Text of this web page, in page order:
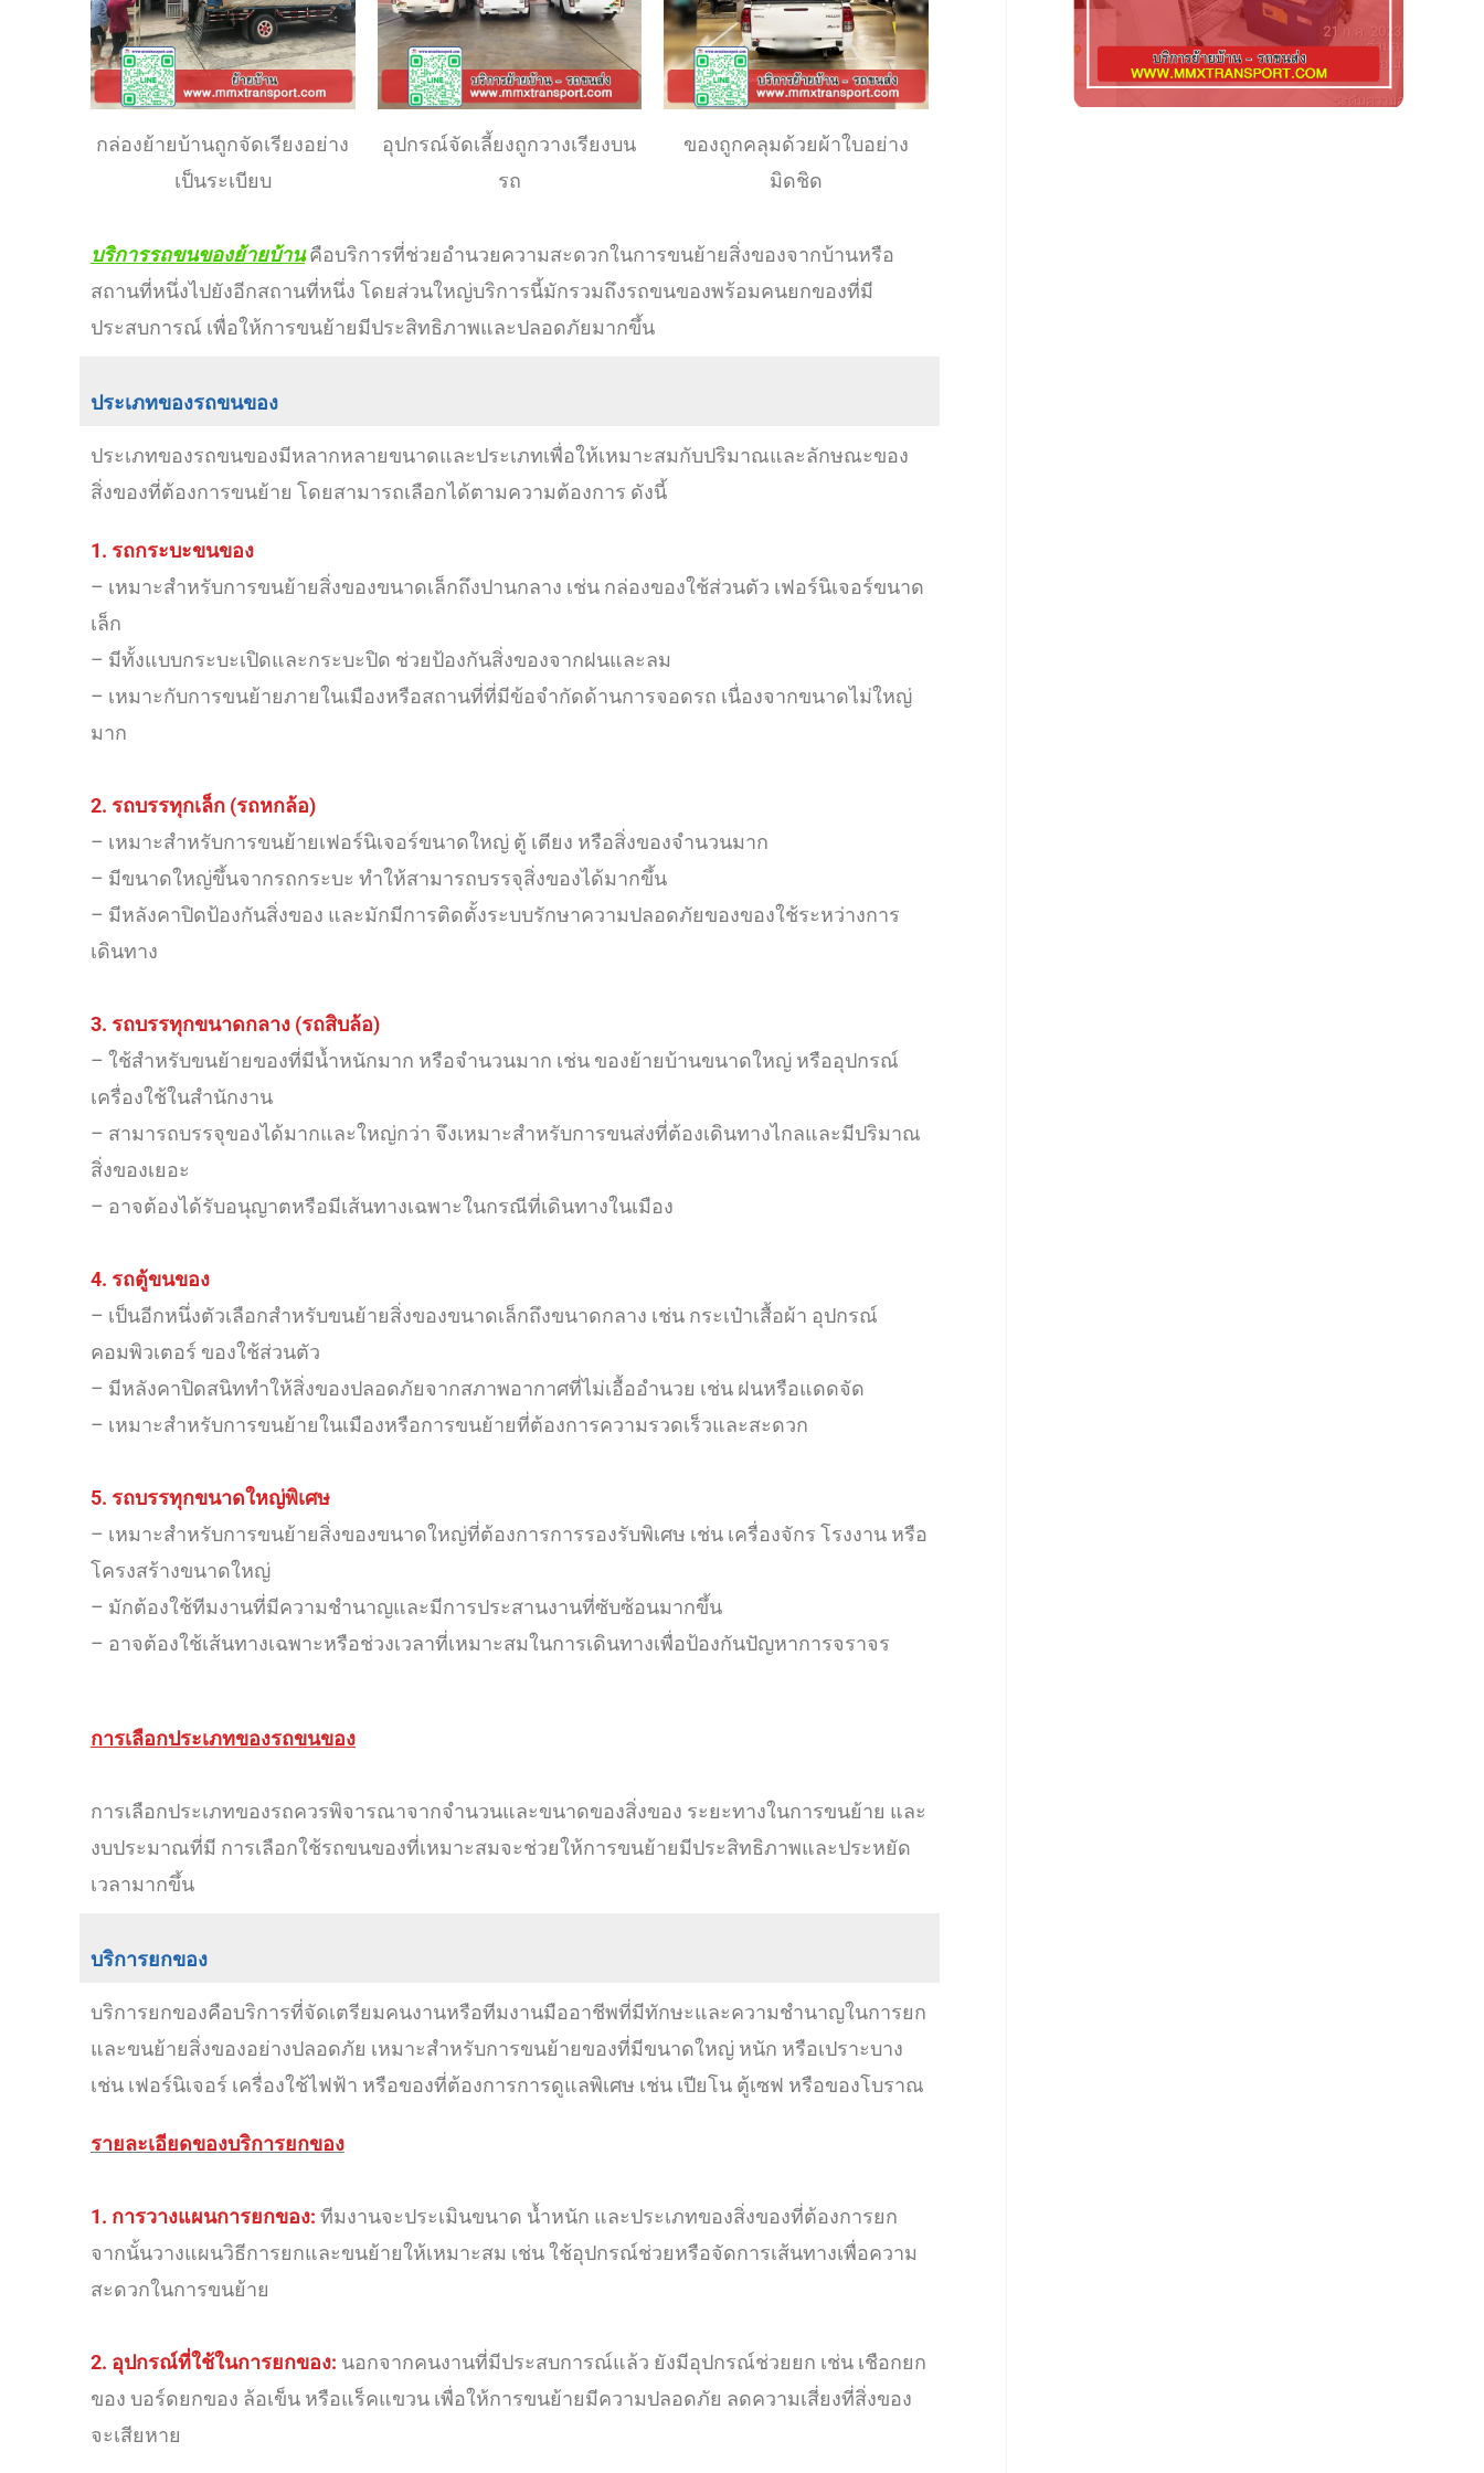
กล่องย้ายบ้านถูกจัดเรียงอย่าง
เป็นระเบียบ
อุปกรณ์จัดเลี้ยงถูกวางเรียงบน
รถ
ของถูกคลุมด้วยผ้าใบอย่าง
มิดชิด
บริการรถขนของย้ายบ้านคือบริการที่ช่วยอำนวยความสะดวกในการขนย้ายสิ่งของจากบ้านหรือ
สถานที่หนึ่งไปยังอีกสถานที่หนึ่ง โดยส่วนใหญ่บริการนี้มักรวมถึงรถขนของพร้อมคนยกของที่มี
ประสบการณ์ เพื่อให้การขนย้ายมีประสิทธิภาพและปลอดภัยมากขึ้น
ประเภทของรถขนของ
ประเภทของรถขนของมีหลากหลายขนาดและประเภทเพื่อให้เหมาะสมกับปริมาณและลักษณะของ
สิ่งของที่ต้องการขนย้าย โดยสามารถเลือกได้ตามความต้องการ ดังนี้
1. รถกระบะขนของ
– เหมาะสำหรับการขนย้ายสิ่งของขนาดเล็กถึงปานกลาง เช่น กล่องของใช้ส่วนตัว เฟอร์นิเจอร์ขนาด
เล็ก
– มีทั้งแบบกระบะเปิดและกระบะปิด ช่วยป้องกันสิ่งของจากฝนและลม
– เหมาะกับการขนย้ายภายในเมืองหรือสถานที่ที่มีข้อจำกัดด้านการจอดรถ เนื่องจากขนาดไม่ใหญ่
มาก
2. รถบรรทุกเล็ก (รถหกล้อ)
– เหมาะสำหรับการขนย้ายเฟอร์นิเจอร์ขนาดใหญ่ ตู้ เตียง หรือสิ่งของจำนวนมาก
– มีขนาดใหญ่ขึ้นจากรถกระบะ ทำให้สามารถบรรจุสิ่งของได้มากขึ้น
– มีหลังคาปิดป้องกันสิ่งของ และมักมีการติดตั้งระบบรักษาความปลอดภัยของของใช้ระหว่างการ
เดินทาง
3. รถบรรทุกขนาดกลาง (รถสิบล้อ)
– ใช้สำหรับขนย้ายของที่มีน้ำหนักมาก หรือจำนวนมาก เช่น ของย้ายบ้านขนาดใหญ่ หรืออุปกรณ์
เครื่องใช้ในสำนักงาน
– สามารถบรรจุของได้มากและใหญ่กว่า จึงเหมาะสำหรับการขนส่งที่ต้องเดินทางไกลและมีปริมาณ
สิ่งของเยอะ
– อาจต้องได้รับอนุญาตหรือมีเส้นทางเฉพาะในกรณีที่เดินทางในเมือง
4. รถตู้ขนของ
– เป็นอีกหนึ่งตัวเลือกสำหรับขนย้ายสิ่งของขนาดเล็กถึงขนาดกลาง เช่น กระเป๋าเสื้อผ้า อุปกรณ์
คอมพิวเตอร์ ของใช้ส่วนตัว
– มีหลังคาปิดสนิททำให้สิ่งของปลอดภัยจากสภาพอากาศที่ไม่เอื้ออำนวย เช่น ฝนหรือแดดจัด
– เหมาะสำหรับการขนย้ายในเมืองหรือการขนย้ายที่ต้องการความรวดเร็วและสะดวก
5. รถบรรทุกขนาดใหญ่พิเศษ
– เหมาะสำหรับการขนย้ายสิ่งของขนาดใหญ่ที่ต้องการการรองรับพิเศษ เช่น เครื่องจักร โรงงาน หรือ
โครงสร้างขนาดใหญ่
– มักต้องใช้ทีมงานที่มีความชำนาญและมีการประสานงานที่ซับซ้อนมากขึ้น
– อาจต้องใช้เส้นทางเฉพาะหรือช่วงเวลาที่เหมาะสมในการเดินทางเพื่อป้องกันปัญหาการจราจร
การเลือกประเภทของรถขนของ
การเลือกประเภทของรถควรพิจารณาจากจำนวนและขนาดของสิ่งของ ระยะทางในการขนย้าย และ
งบประมาณที่มี การเลือกใช้รถขนของที่เหมาะสมจะช่วยให้การขนย้ายมีประสิทธิภาพและประหยัด
เวลามากขึ้น
บริการยกของ
บริการยกของคือบริการที่จัดเตรียมคนงานหรือทีมงานมืออาชีพที่มีทักษะและความชำนาญในการยก
และขนย้ายสิ่งของอย่างปลอดภัย เหมาะสำหรับการขนย้ายของที่มีขนาดใหญ่ หนัก หรือเปราะบาง
เช่น เฟอร์นิเจอร์ เครื่องใช้ไฟฟ้า หรือของที่ต้องการการดูแลพิเศษ เช่น เปียโน ตู้เซฟ หรือของโบราณ
รายละเอียดของบริการยกของ
1. การวางแผนการยกของ: ทีมงานจะประเมินขนาด น้ำหนัก และประเภทของสิ่งของที่ต้องการยก
จากนั้นวางแผนวิธีการยกและขนย้ายให้เหมาะสม เช่น ใช้อุปกรณ์ช่วยหรือจัดการเส้นทางเพื่อความ
สะดวกในการขนย้าย
2. อุปกรณ์ที่ใช้ในการยกของ: นอกจากคนงานที่มีประสบการณ์แล้ว ยังมีอุปกรณ์ช่วยยก เช่น เชือกยก
ของ บอร์ดยกของ ล้อเข็น หรือแร็คแขวน เพื่อให้การขนย้ายมีความปลอดภัย ลดความเสี่ยงที่สิ่งของ
จะเสียหาย